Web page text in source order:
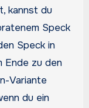
kannst du
Speck
Speck in
Ende zu den
Variante
du ein